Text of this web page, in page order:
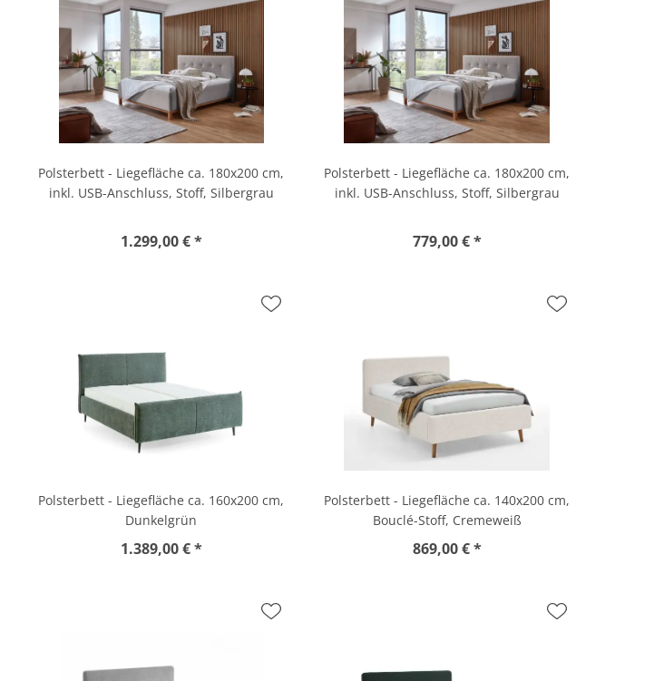
Polsterbett - Liegefläche ca. 180x200 cm,
inkl. USB-Anschluss, Stoff, Silbergrau
1.299,00 € *
Polsterbett - Liegefläche ca. 180x200 cm,
inkl. USB-Anschluss, Stoff, Silbergrau
779,00 € *
Polsterbett - Liegefläche ca. 160x200 cm,
Dunkelgrün
1.389,00 € *
Polsterbett - Liegefläche ca. 140x200 cm,
Bouclé-Stoff, Cremeweiß
869,00 € *